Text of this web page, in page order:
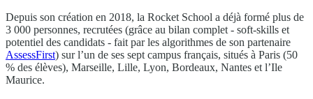
Depuis son création en 2018, la Rocket School a déjà formé plus de
3 000 personnes, recrutées (grâce au bilan complet - soft-skills et
potentiel des candidats - fait par les algorithmes de son partenaire
AssessFirst) sur l’un de ses sept campus français, situés à Paris (50
% des élèves), Marseille, Lille, Lyon, Bordeaux, Nantes et l’Ile
Maurice.